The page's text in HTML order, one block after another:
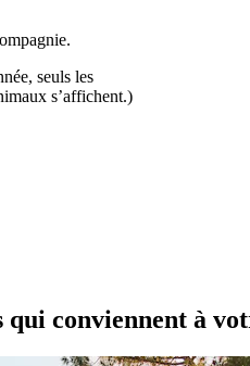
seuls les
s’affichent.)
qui conviennent à